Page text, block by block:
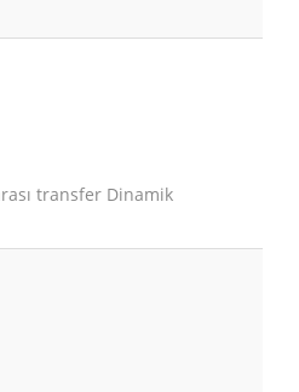
transfer Dinamik